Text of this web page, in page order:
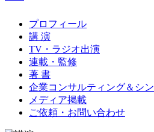
プロフィール
講 演
TV・ラジオ出演
連載・監修
著 書
企業コンサルティング＆シ
メディア掲載
ご依頼・お問い合わせ